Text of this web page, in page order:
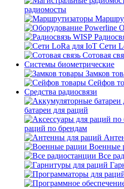
радиомосты
Сети
Сотовая
Системы биометрические
Замков
Сейфов
Средства радиосвязи
батареи для раций
раций по брендам
Военные
Все